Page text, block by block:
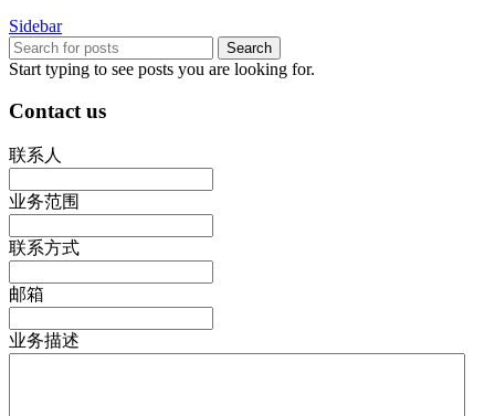
Sidebar
Search
Start typing to see posts you are looking for.
Contact us
联系人
业务范围
联系方式
邮箱
业务描述